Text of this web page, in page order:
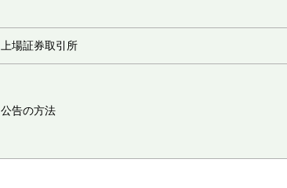
上場証券取引所
公告の方法